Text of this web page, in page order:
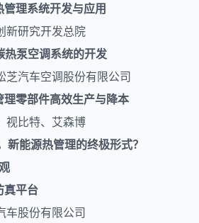
理系统开发与应用
新研究开发总院
泵空调系统的开发
芝汽车空调股份有限公司
零部件高效生产与降本
视比特、艾森博
能源热管理的终极形式？
真平台
车股份有限公司